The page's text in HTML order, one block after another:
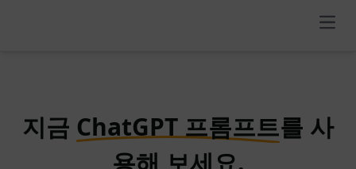
지금 ChatGPT 프롬프트를 사